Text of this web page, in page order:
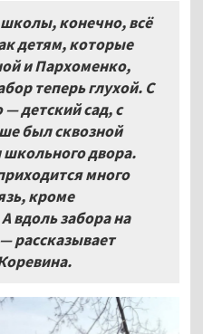
конечно, всё
детям, которые
и Пархоменко,
теперь глухой. С
детский сад, с
был сквозной
школьного двора.
много
кроме
А вдоль забора на
рассказывает